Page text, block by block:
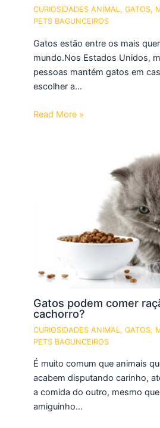
CURIOSIDADES ANIMAL ,GATOS,
PETS BAGUNCEIROS
Gatos estão entre os mais
mundo.Nos Estados Unidos,
pessoas mantém gatos em
escolher a…
Read More »
Gatos podem comer
cachorro?
CURIOSIDADES ANIMAL ,GATOS,
PETS BAGUNCEIROS
É muito comum que animais
acabem disputando carinho,
a comida do outro, mesmo
amiguinho…